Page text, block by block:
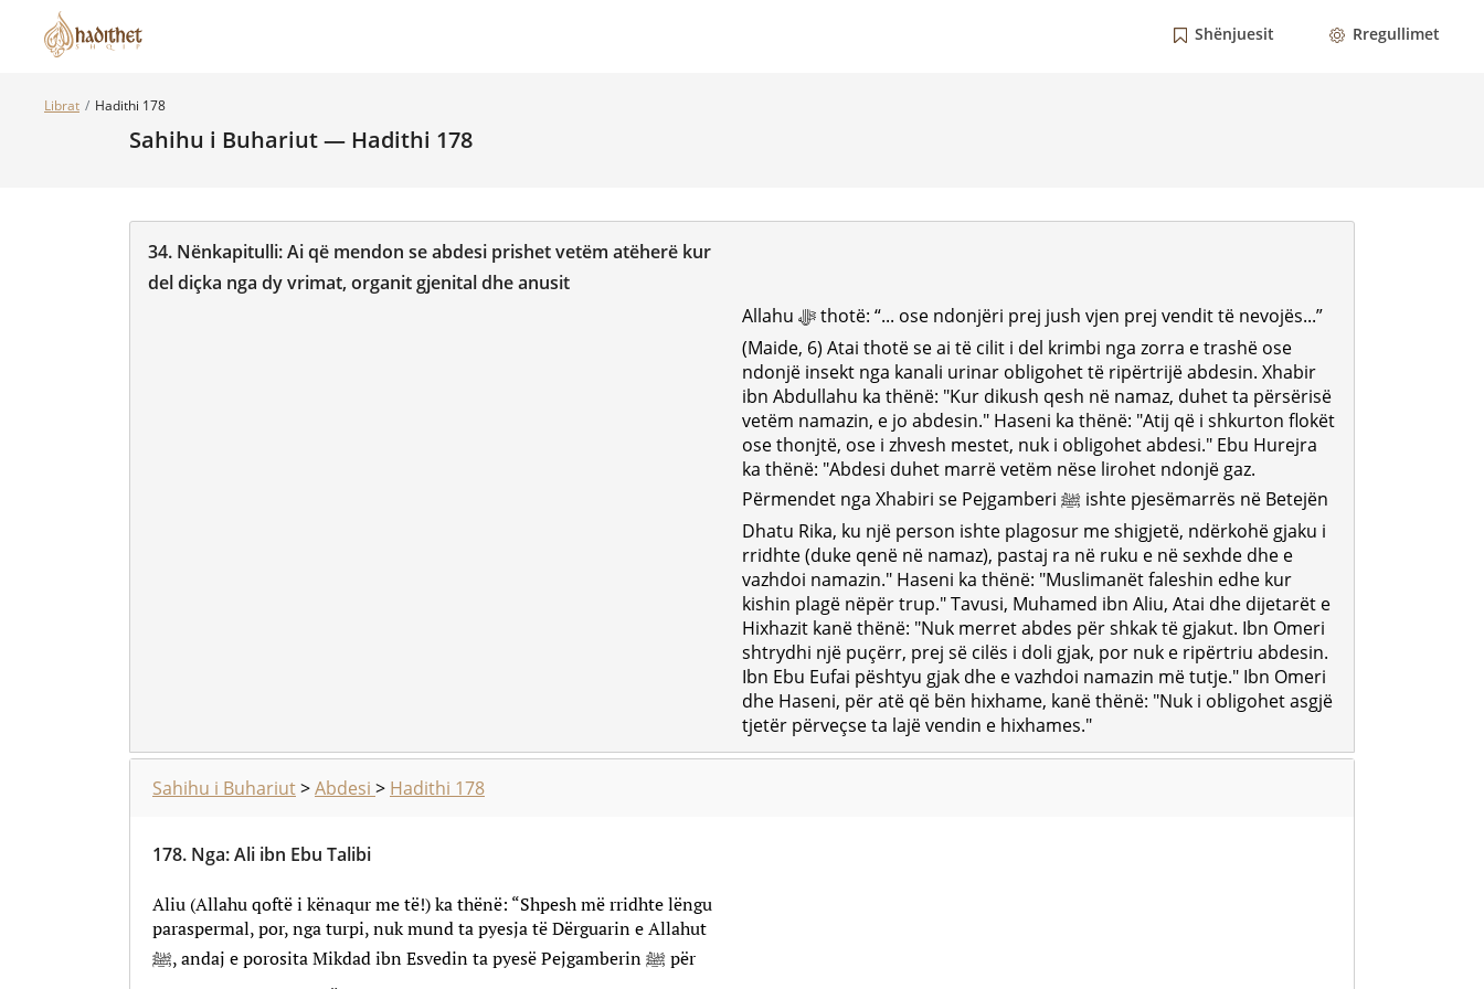
Shënjuesit Rregullimet
Librat Hadithi 178
Sahihu i Buhariut — Hadithi 178
34. Nënkapitulli:Ai që mendon se abdesi prishet vetëm atëherë kur
del diçka nga dy vrimat, organit gjenital dhe anusit
Allahu ﷻ thotë: “... ose ndonjëri prej jush vjen prej vendit të nevojës...”
(Maide, 6) Atai thotë se ai të cilit i del krimbi nga zorra e trashë ose
ndonjë insekt nga kanali urinar obligohet të ripërtrijë abdesin. Xhabir
ibn Abdullahu ka thënë: "Kur dikush qesh në namaz, duhet ta përsërisë
vetëm namazin, e jo abdesin." Haseni ka thënë: "Atij që i shkurton flokët
ose thonjtë, ose i zhvesh mestet, nuk i obligohet abdesi." Ebu Hurejra
ka thënë: "Abdesi duhet marrë vetëm nëse lirohet ndonjë gaz.
Përmendet nga Xhabiri se Pejgamberi ﷺ ishte pjesëmarrës në Betejën
Dhatu Rika, ku një person ishte plagosur me shigjetë, ndërkohë gjaku i
rridhte (duke qenë në namaz), pastaj ra në ruku e në sexhde dhe e
vazhdoi namazin." Haseni ka thënë: "Muslimanët faleshin edhe kur
kishin plagë nëpër trup." Tavusi, Muhamed ibn Aliu, Atai dhe dijetarët e
Hixhazit kanë thënë: "Nuk merret abdes për shkak të gjakut. Ibn Omeri
shtrydhi një puçërr, prej së cilës i doli gjak, por nuk e ripërtriu abdesin.
Ibn Ebu Eufai pështyu gjak dhe e vazhdoi namazin më tutje." Ibn Omeri
dhe Haseni, për atë që bën hixhame, kanë thënë: "Nuk i obligohet asgjë
tjetër përveçse ta lajë vendin e hixhames."
Sahihu i Buhariut>Abdesi > Hadithi 178
178. Nga:Ali ibn Ebu Talibi
Aliu (Allahu qoftë i kënaqur me të!) ka thënë: “Shpesh më rridhte lëngu
paraspermal, por, nga turpi, nuk mund ta pyesja të Dërguarin e Allahut
ﷺ, andaj e porosita Mikdad ibn Esvedin ta pyesë Pejgamberin ﷺ për